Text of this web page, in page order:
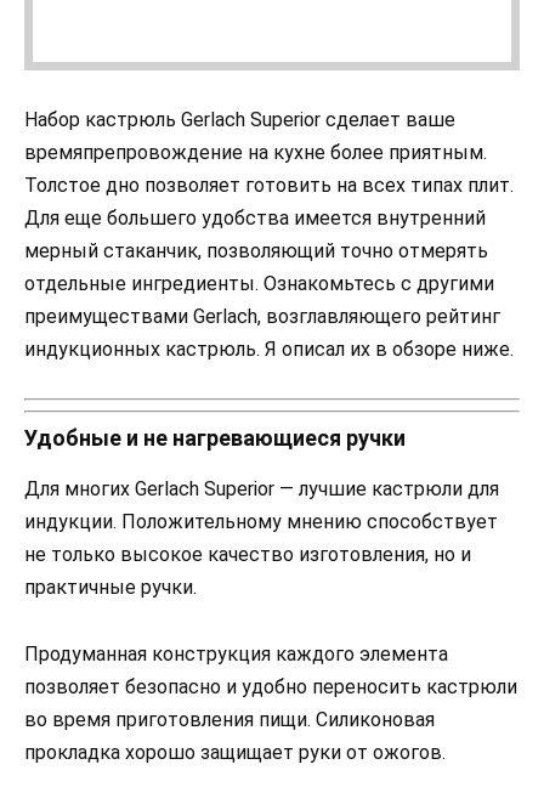
Набор кастрюль Gerlach Superior сделает ваше
времяпрепровождение на кухне более приятным.
Толстое дно позволяет готовить на всех типах плит.
Для еще большего удобства имеется внутренний
мерный стаканчик, позволяющий точно отмерять
отдельные ингредиенты. Ознакомьтесь с другими
преимуществами Gerlach, возглавляющего рейтинг
индукционных кастрюль. Я описал их в обзоре ниже.
Удобные и не нагревающиеся ручки
Для многих Gerlach Superior — лучшие кастрюли для
индукции. Положительному мнению способствует
не только высокое качество изготовления, но и
практичные ручки.
Продуманная конструкция каждого элемента
позволяет безопасно и удобно переносить кастрюли
во время приготовления пищи. Силиконовая
прокладка хорошо защищает руки от ожогов.